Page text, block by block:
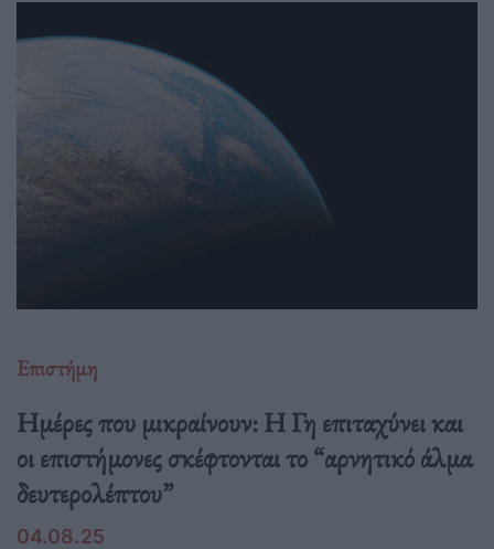
Επιστήμη
Ημέρες που μικραίνουν: Η Γη επιταχύνει και
οι επιστήμονες σκέφτονται το “αρνητικό άλμα
δευτερολέπτου”
04.08.25